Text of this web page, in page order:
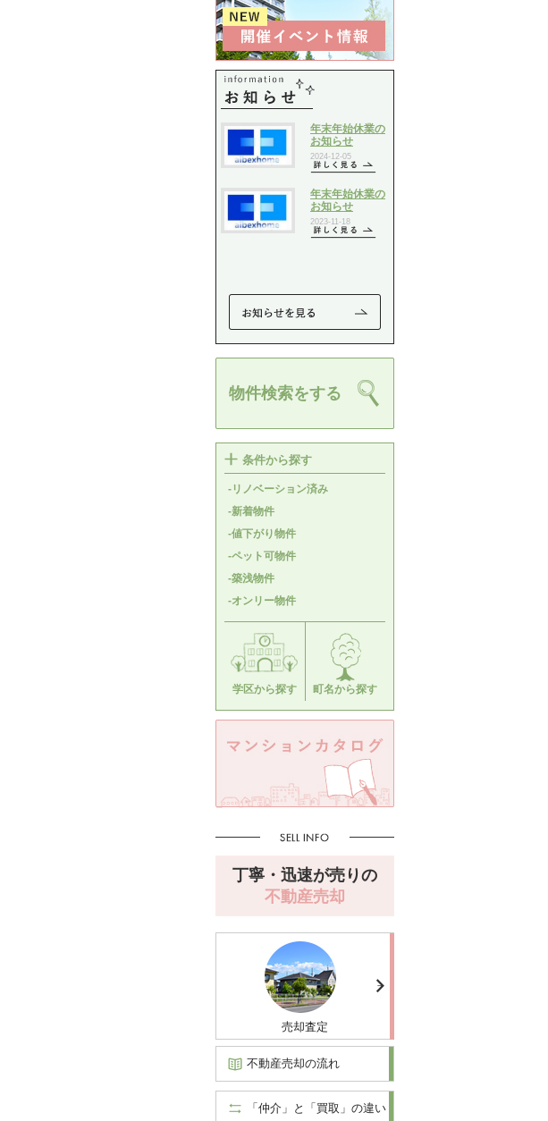
物件検索をする
条件から探す
-リノベーション済み
-新着物件
-値下がり物件
-ペット可物件
-築浅物件
-オンリー物件
学区から探す 町名から探す
丁寧・迅速が売りの
不動産売却
売却査定
不動産売却の流れ
「仲介」と「買取」の違い